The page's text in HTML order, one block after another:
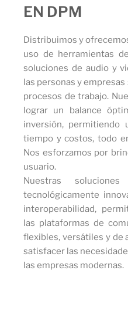
EN DPM
Distribuimos y
uso de herramientas
soluciones de audio y
las personas y
procesos de trabajo.
lograr un balance
inversión, permitiendo
tiempo y costos, todo
Nos esforzamos por
usuario.
Nuestras
tecnológicamente
interoperabilidad,
las plataformas de
flexibles, versátiles y de
satisfacer las
las empresas modernas.